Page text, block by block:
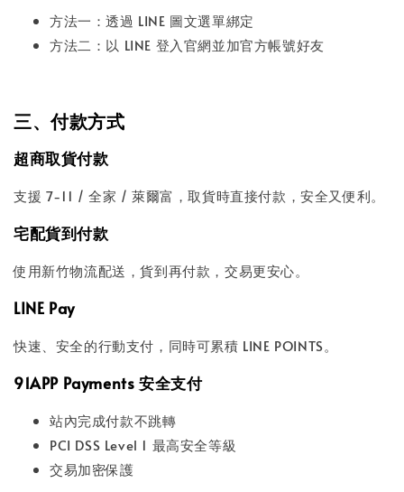
方法一：透過 LINE 圖文選單綁定
方法二：以 LINE 登入官網並加官方帳號好友
三、付款方式
超商取貨付款
支援 7-11 / 全家 / 萊爾富，取貨時直接付款，安全又便利。
宅配貨到付款
使用新竹物流配送，貨到再付款，交易更安心。
LINE Pay
快速、安全的行動支付，同時可累積 LINE POINTS。
91APP Payments 安全支付
站內完成付款不跳轉
PCI DSS Level 1 最高安全等級
交易加密保護